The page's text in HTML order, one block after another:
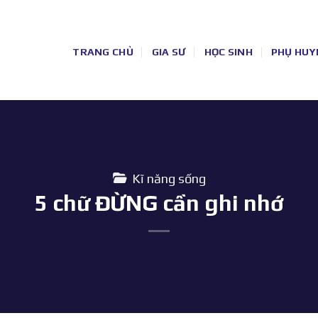
TRANG CHỦ GIA SƯ HỌC SINH PHỤ
Kĩ năng sống
5 chữ ĐỪNG cần ghi nhớ